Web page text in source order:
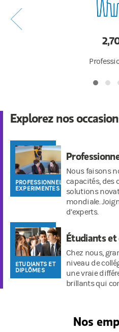
Explorez nos
PROFESSIONNELS
EXPÉRIMENTÉS
Nous faisons
capacités, des
solutions
mondiale.
d’experts.
ÉTUDIANTS ET
DIPLÔMÉS
Étudiants
Chez nous,
niveau de
une vraie
brillants qui
Nos